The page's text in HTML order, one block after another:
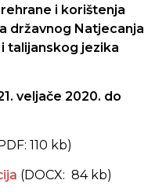
i korištenja
državnog Natjecanja
talijanskog jezika
veljače 2020. do
110 kb)
(DOCX: 84 kb)